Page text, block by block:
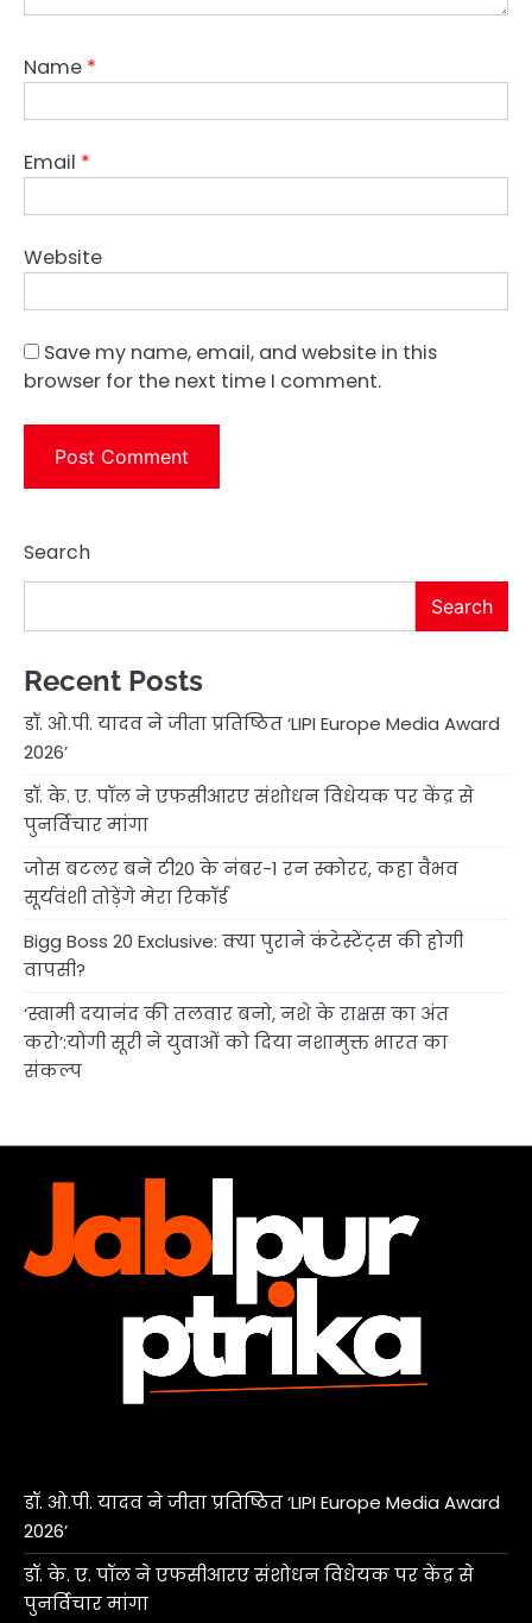
Name *
Email *
Website
Save my name, email, and website in this
browser for the next time I comment.
Search
Search
Recent Posts
डॉ. ओ.पी. यादव ने जीता प्रतिष्ठित ‘LIPI Europe Media Award
2026’
डॉ. के. ए. पॉल ने एफसीआरए संशोधन विधेयक पर केंद्र से
पुनर्विचार मांगा
जोस बटलर बने टी20 के नंबर-1 रन स्कोरर, कहा वैभव
सूर्यवंशी तोड़ेंगे मेरा रिकॉर्ड
Bigg Boss 20 Exclusive: क्या पुराने कंटेस्टेंट्स की होगी
वापसी?
‘स्वामी दयानंद की तलवार बनो, नशे के राक्षस का अंत
करो’:योगी सूरी ने युवाओं को दिया नशामुक्त भारत का
संकल्प
डॉ. ओ.पी. यादव ने जीता प्रतिष्ठित ‘LIPI Europe Media Award
2026’
डॉ. के. ए. पॉल ने एफसीआरए संशोधन विधेयक पर केंद्र से
पुनर्विचार मांगा